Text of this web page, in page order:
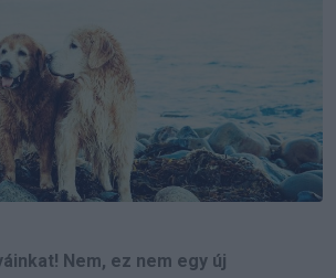
Nem, ez nem egy új